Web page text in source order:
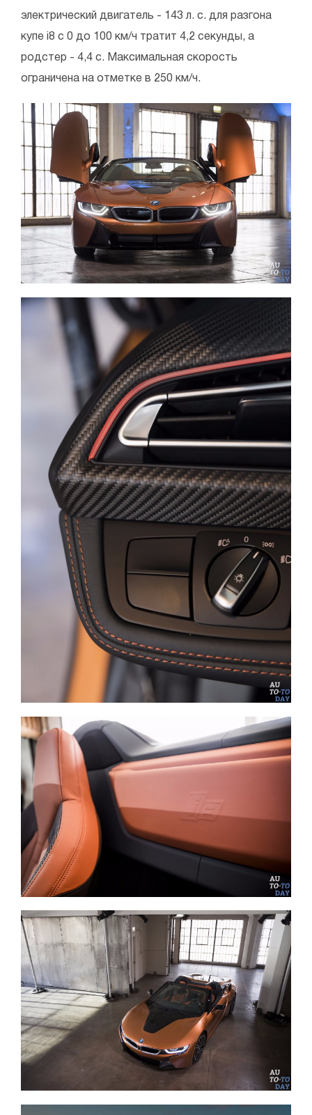
электрический двигатель - 143 л. с. для разгона
купе i8 с 0 до 100 км/ч тратит 4,2 секунды, а
родстер - 4,4 с. Максимальная скорость
ограничена на отметке в 250 км/ч.